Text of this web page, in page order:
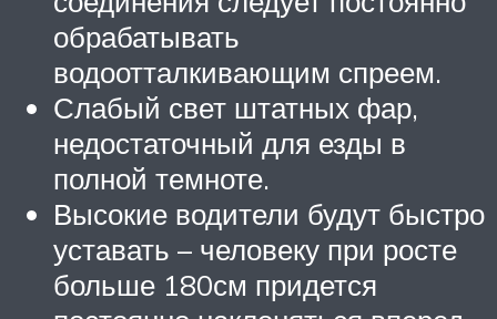
обрабатывать
водоотталкивающим спреем.
Слабый свет штатных фар,
недостаточный для езды в
полной темноте.
Высокие водители будут быстро
уставать – человеку при росте
больше 180см придется